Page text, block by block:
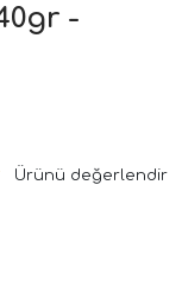
-
Ürünü değerlendir